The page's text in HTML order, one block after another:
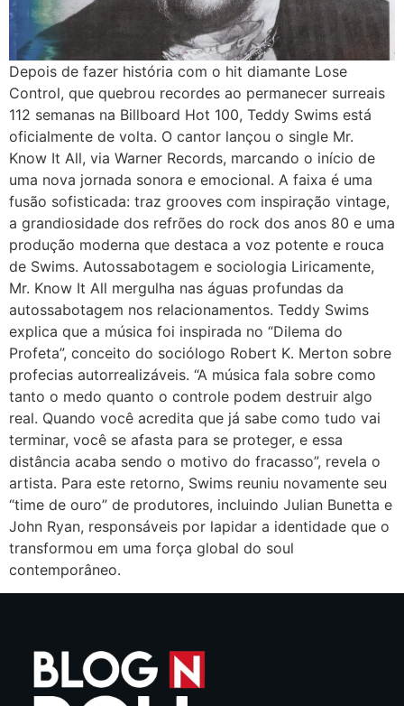
Depois de fazer história com o hit diamante Lose
Control, que quebrou recordes ao permanecer surreais
112 semanas na Billboard Hot 100, Teddy Swims está
oficialmente de volta. O cantor lançou o single Mr.
Know It All, via Warner Records, marcando o início de
uma nova jornada sonora e emocional. A faixa é uma
fusão sofisticada: traz grooves com inspiração vintage,
a grandiosidade dos refrões do rock dos anos 80 e uma
produção moderna que destaca a voz potente e rouca
de Swims. Autossabotagem e sociologia Liricamente,
Mr. Know It All mergulha nas águas profundas da
autossabotagem nos relacionamentos. Teddy Swims
explica que a música foi inspirada no “Dilema do
Profeta”, conceito do sociólogo Robert K. Merton sobre
profecias autorrealizáveis. “A música fala sobre como
tanto o medo quanto o controle podem destruir algo
real. Quando você acredita que já sabe como tudo vai
terminar, você se afasta para se proteger, e essa
distância acaba sendo o motivo do fracasso”, revela o
artista. Para este retorno, Swims reuniu novamente seu
“time de ouro” de produtores, incluindo Julian Bunetta e
John Ryan, responsáveis por lapidar a identidade que o
transformou em uma força global do soul
contemporâneo.